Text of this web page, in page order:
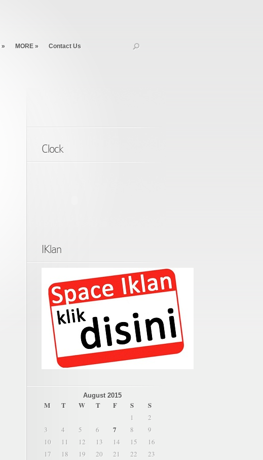
» MORE » Contact Us
Clock
IKlan
August 2015
M T W T F S S
1
2
3
4 5 6 7 8
9
10
11 12 13 14 15
16
17
18 19 20 21 22
23